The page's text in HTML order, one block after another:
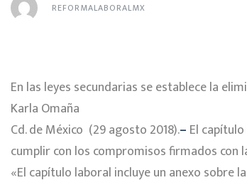
REFORMALABORALMX
En las leyes secundarias se establece la
Karla Omaña
Cd. de México (29 agosto 2018).– El
cumplir con los compromisos firmados
«El capítulo laboral incluye un anexo sobre